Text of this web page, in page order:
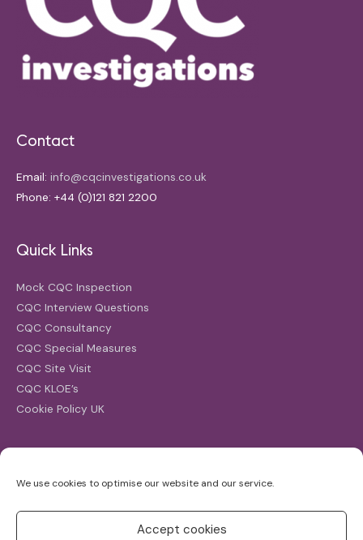
We use cookies to optimise our website and our service.
Accept cookies
Contact
Email: info@cqcinvestigations.co.uk
Phone: +44 (0)121 821 2200
Quick Links
Mock CQC Inspection
CQC Interview Questions
CQC Consultancy
CQC Special Measures
CQC Site Visit
CQC KLOE’s
Cookie Policy UK
for: